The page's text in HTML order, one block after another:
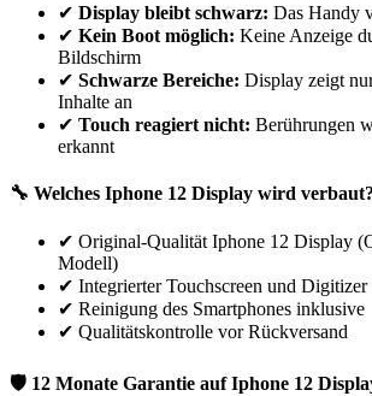
✔ Display bleibt schwarz: Das Handy
✔ Kein Boot möglich: Keine Anzeige
Bildschirm
✔ Schwarze Bereiche: Display zeigt
Inhalte an
✔ Touch reagiert nicht: Berührungen
erkannt
🔧 Welches Iphone 12 Display wird verbaut?
✔ Original-Qualität Iphone 12 Display
Modell)
✔ Integrierter Touchscreen und Digitizer
✔ Reinigung des Smartphones inklusive
✔ Qualitätskontrolle vor Rückversand
🛡 12 Monate Garantie aufIphone 12